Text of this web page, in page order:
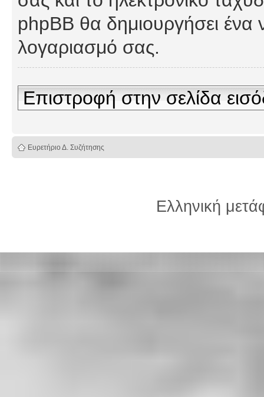
phpBB θα δημιουργήσει ένα
λογαριασμό σας.
Επιστροφή στην σελίδα
Ευρετήριο Δ. Συζήτησης
Ελληνική